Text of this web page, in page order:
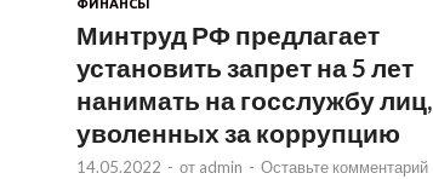
ФИНАНСЫ
Минтруд РФ предлагает
установить запрет на 5 лет
нанимать на госслужбу лиц,
уволенных за коррупцию
14.05.2022 - от admin - Оставьте комментарий